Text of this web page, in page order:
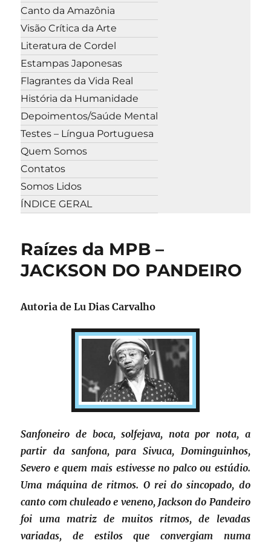
Canto da Amazônia
Visão Crítica da Arte
Literatura de Cordel
Estampas Japonesas
Flagrantes da Vida Real
História da Humanidade
Depoimentos/Saúde Mental
Testes – Língua Portuguesa
Quem Somos
Contatos
Somos Lidos
ÍNDICE GERAL
Raízes da MPB –
JACKSON DO PANDEIRO
Autoria de Lu Dias Carvalho
Sanfoneiro de boca, solfejava, nota por nota, a
partir da sanfona, para Sivuca, Dominguinhos,
Severo e quem mais estivesse no palco ou estúdio.
Uma máquina de ritmos. O rei do sincopado, do
canto com chuleado e veneno, Jackson do Pandeiro
foi uma matriz de muitos ritmos, de levadas
variadas, de estilos que convergiam numa